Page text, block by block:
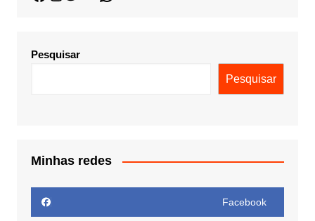
Pesquisar
Pesquisar
Minhas redes
Facebook